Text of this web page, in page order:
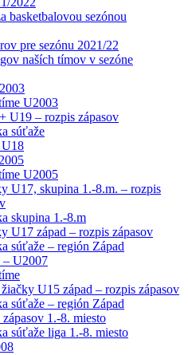
basketbalovou sezónou
pre sezónu 2021/22
naších tímov v sezóne
U2003
U19 – rozpis zápasov
súťaže
U2005
U17, skupina 1.-8.m. – rozpis
skupina 1.-8.m
U17 západ – rozpis zápasov
súťaže – región Západ
– U2007
žiačky U15 západ – rozpis zápasov
súťaže – región Západ
1.-8. miesto
súťaže liga 1.-8. miesto